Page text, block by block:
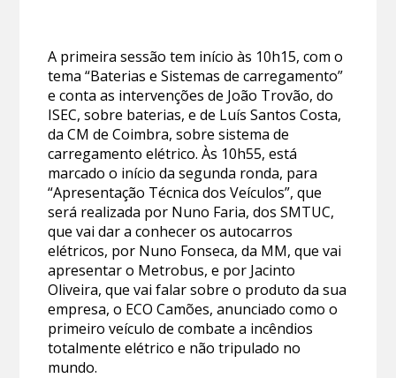
A primeira sessão tem início às 10h15, com o
tema “Baterias e Sistemas de carregamento”
e conta as intervenções de João Trovão, do
ISEC, sobre baterias, e de Luís Santos Costa,
da CM de Coimbra, sobre sistema de
carregamento elétrico. Às 10h55, está
marcado o início da segunda ronda, para
“Apresentação Técnica dos Veículos”, que
será realizada por Nuno Faria, dos SMTUC,
que vai dar a conhecer os autocarros
elétricos, por Nuno Fonseca, da MM, que vai
apresentar o Metrobus, e por Jacinto
Oliveira, que vai falar sobre o produto da sua
empresa, o ECO Camões, anunciado como o
primeiro veículo de combate a incêndios
totalmente elétrico e não tripulado no
mundo.